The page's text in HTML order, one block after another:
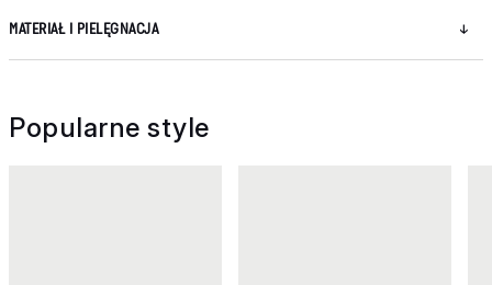
MATERIAŁ I PIELĘGNACJA
Popularne style